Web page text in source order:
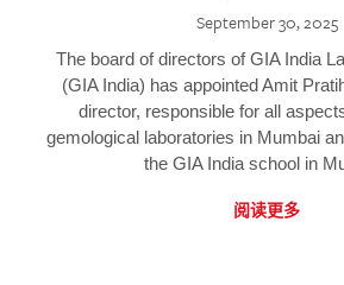
September 30, 2025
The board of directors of GIA India
(GIA India) has appointed Amit
director, responsible for all
gemological laboratories in Mumbai
the GIA India school in
阅读更多